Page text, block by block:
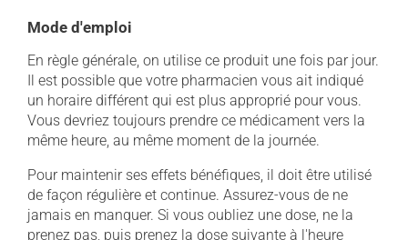
Mode d'emploi
En règle générale, on utilise ce produit une fois par jour.
Il est possible que votre pharmacien vous ait indiqué
un horaire différent qui est plus approprié pour vous.
Vous devriez toujours prendre ce médicament vers la
même heure, au même moment de la journée.
Pour maintenir ses effets bénéfiques, il doit être utilisé
de façon régulière et continue. Assurez-vous de ne
jamais en manquer. Si vous oubliez une dose, ne la
prenez pas, puis prenez la dose suivante à l'heure